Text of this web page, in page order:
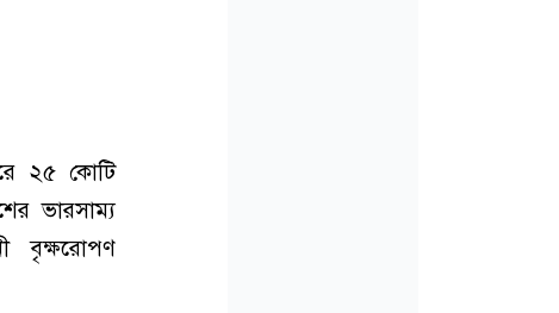
২৫ কোটি
ভারসাম্য
বৃক্ষরোপণ